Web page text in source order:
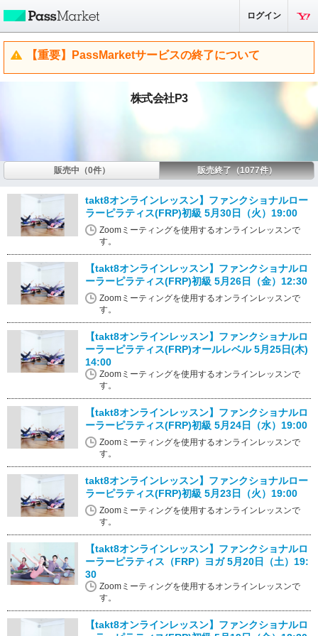
ログイン
【重要】PassMarketサービスの終了について
株式会社P3
販売中（0件） 販売終了（1077件）
takt8オンラインレッスン】ファンクショナルロー
ラーピラティス(FRP)初級 5月30日（火）19:00
Zoomミーティングを使用するオンラインレッスンで
す。
【takt8オンラインレッスン】ファンクショナルロ
ーラーピラティス(FRP)初級 5月26日（金）12:30
Zoomミーティングを使用するオンラインレッスンで
す。
【takt8オンラインレッスン】ファンクショナルロ
ーラーピラティス(FRP)オールレベル 5月25日(木)
14:00
Zoomミーティングを使用するオンラインレッスンで
す。
【takt8オンラインレッスン】ファンクショナルロ
ーラーピラティス(FRP)初級 5月24日（水）19:00
Zoomミーティングを使用するオンラインレッスンで
す。
takt8オンラインレッスン】ファンクショナルロー
ラーピラティス(FRP)初級 5月23日（火）19:00
Zoomミーティングを使用するオンラインレッスンで
す。
【takt8オンラインレッスン】ファンクショナルロ
ーラーピラティス（FRP）ヨガ 5月20日（土）19:
30
Zoomミーティングを使用するオンラインレッスンで
す。
【takt8オンラインレッスン】ファンクショナルロ